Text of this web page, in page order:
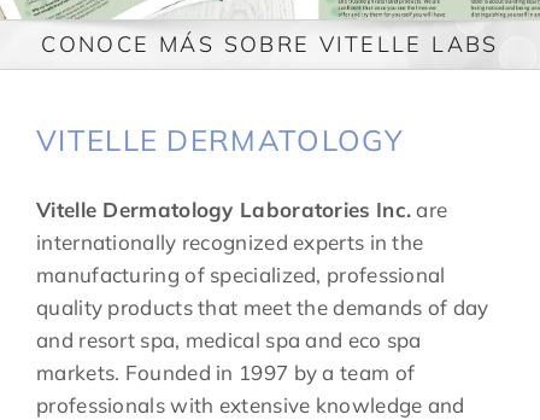
CONOCE MÁS SOBRE VITELLE LABS
VITELLE DERMATOLOGY
Vitelle Dermatology Laboratories Inc.are
internationally recognized experts in the
manufacturing of specialized, professional
quality products that meet the demands of day
and resort spa, medical spa and eco spa
markets. Founded in 1997 by a team of
professionals with extensive knowledge and